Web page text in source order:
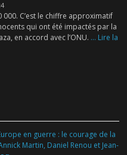
000. C’est le chiffre approximatif
qui ont été impactés par la
en accord avec l’ONU. ... Lire la
en guerre : le courage de la
Martin, Daniel Renou et Jean-